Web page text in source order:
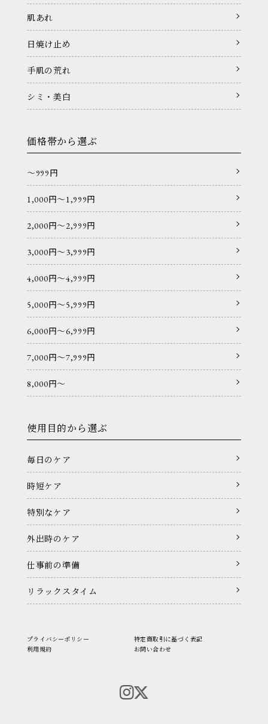
肌あれ
日焼け止め
手肌の荒れ
シミ・美白
価格帯から選ぶ
〜999円
1,000円〜1,999円
2,000円〜2,999円
3,000円〜3,999円
4,000円〜4,999円
5,000円〜5,999円
6,000円〜6,999円
7,000円〜7,999円
8,000円〜
使用目的から選ぶ
毎日のケア
時短ケア
特別なケア
外出時のケア
仕事前の準備
リラックスタイム
プライバシーポリシー
特定商取引に基づく表記
利用規約
お問い合わせ